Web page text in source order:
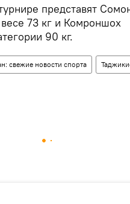
представят
73 кг и Комроншох
90 кг.
свежие новости спорта